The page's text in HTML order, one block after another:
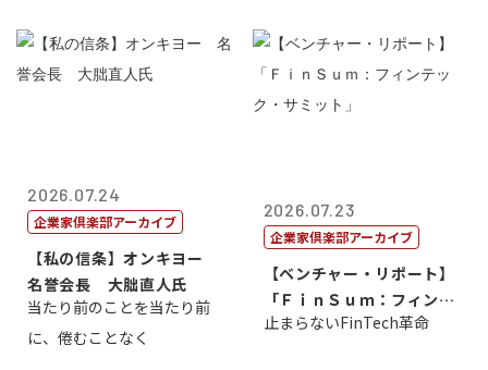
2026.07.24
企業家倶楽部アーカイブ
【私の信条】オンキヨー
名誉会長 大朏直人氏
当たり前のことを当たり前
に、倦むことなく
2026.07.23
企業家倶楽部アーカイブ
【ベンチャー・リポート】
「ＦｉｎＳｕｍ：フィンテ
ック・サミッ...
止まらないFinTech革命